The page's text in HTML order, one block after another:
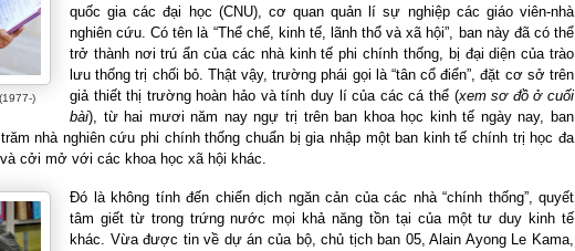
)
quốc gia các đại học (CNU), cơ quan quản lí sự nghiệp các giáo viên-nhà
nghiên cứu. Có tên là “Thể chế, kinh tế, lãnh thổ và xã hội”, ban này đã có thể
trở thành nơi trú ẩn của các nhà kinh tế phi chính thống, bị đại diện của trào
lưu thống trị chối bỏ. Thật vậy, trường phái gọi là “tân cổ điển”, đặt cơ sở trên
giả thiết thị trường hoàn hảo và tính duy lí của các cá thể (xem sơ đồ ở cuối
bài), từ hai mươi năm nay ngự trị trên ban khoa học kinh tế ngày nay, ban
trăm nhà nghiên cứu phi chính thống chuẩn bị gia nhập một ban kinh tế chính trị học đa
cởi mở với các khoa học xã hội khác.
Đó là không tính đến chiến dịch ngăn cản của các nhà “chính thống”, quyết
tâm giết từ trong trứng nước mọi khả năng tồn tại của một tư duy kinh tế
khác. Vừa được tin về dự án của bộ, chủ tịch ban 05, Alain Ayong Le Kama,